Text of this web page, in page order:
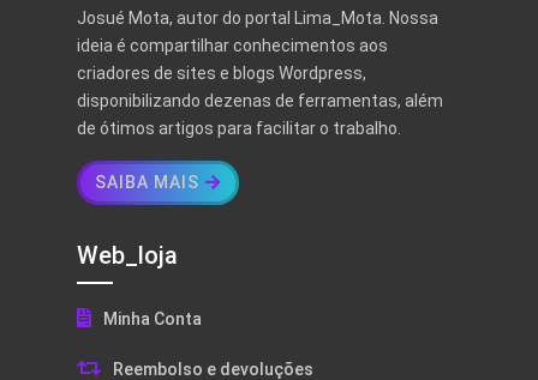
Josué Mota, autor do portal Lima_Mota. Nossa
ideia é compartilhar conhecimentos aos
criadores de sites e blogs Wordpress,
disponibilizando dezenas de ferramentas, além
de ótimos artigos para facilitar o trabalho.
SAIBA MAIS
Web_loja
Minha Conta
Reembolso e devoluções